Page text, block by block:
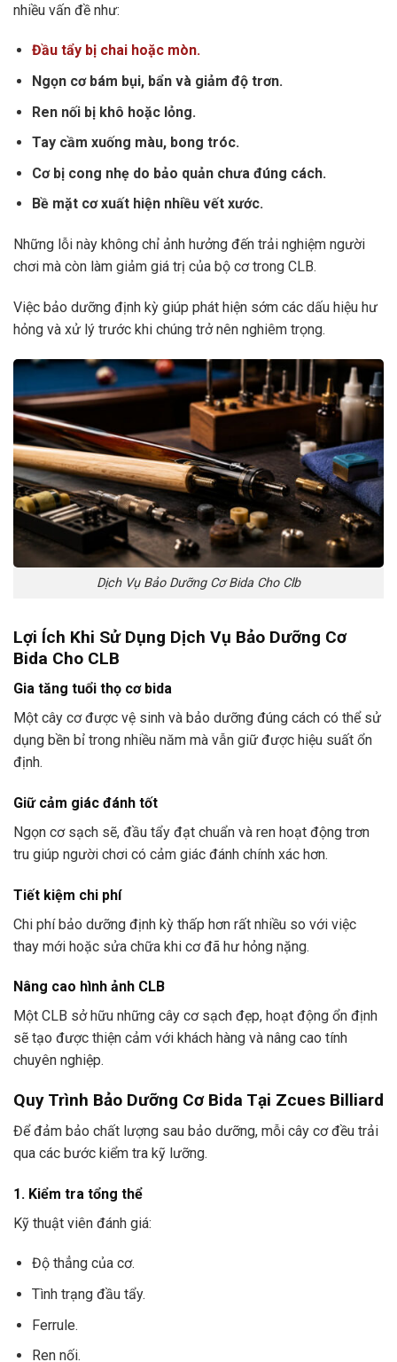
nhiều vấn đề như:
Đầu tẩy bị chai hoặc mòn.
Ngọn cơ bám bụi, bẩn và giảm độ trơn.
Ren nối bị khô hoặc lỏng.
Tay cầm xuống màu, bong tróc.
Cơ bị cong nhẹ do bảo quản chưa đúng cách.
Bề mặt cơ xuất hiện nhiều vết xước.
Những lỗi này không chỉ ảnh hưởng đến trải nghiệm người
chơi mà còn làm giảm giá trị của bộ cơ trong CLB.
Việc bảo dưỡng định kỳ giúp phát hiện sớm các dấu hiệu hư
hỏng và xử lý trước khi chúng trở nên nghiêm trọng.
Dịch Vụ Bảo Dưỡng Cơ Bida Cho Clb
Lợi Ích Khi Sử Dụng Dịch Vụ Bảo Dưỡng Cơ
Bida Cho CLB
Gia tăng tuổi thọ cơ bida
Một cây cơ được vệ sinh và bảo dưỡng đúng cách có thể sử
dụng bền bỉ trong nhiều năm mà vẫn giữ được hiệu suất ổn
định.
Giữ cảm giác đánh tốt
Ngọn cơ sạch sẽ, đầu tẩy đạt chuẩn và ren hoạt động trơn
tru giúp người chơi có cảm giác đánh chính xác hơn.
Tiết kiệm chi phí
Chi phí bảo dưỡng định kỳ thấp hơn rất nhiều so với việc
thay mới hoặc sửa chữa khi cơ đã hư hỏng nặng.
Nâng cao hình ảnh CLB
Một CLB sở hữu những cây cơ sạch đẹp, hoạt động ổn định
sẽ tạo được thiện cảm với khách hàng và nâng cao tính
chuyên nghiệp.
Quy Trình Bảo Dưỡng Cơ Bida Tại Zcues Billiard
Để đảm bảo chất lượng sau bảo dưỡng, mỗi cây cơ đều trải
qua các bước kiểm tra kỹ lưỡng.
1. Kiểm tra tổng thể
Kỹ thuật viên đánh giá:
Độ thẳng của cơ.
Tình trạng đầu tẩy.
Ferrule.
Ren nối.